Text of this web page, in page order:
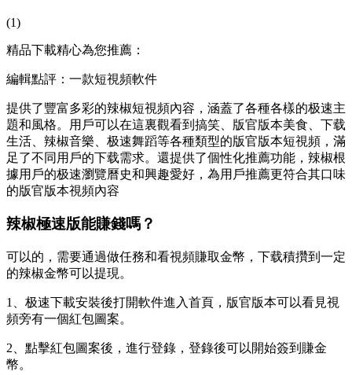
(1)
精品下載精心為您推薦：
編輯點評：一款短視頻軟件
提供了豐富多彩的辣椒短視頻內容，涵蓋了各種各樣的极速主
題和風格。用戶可以在這裏觀看到搞笑、版官版本美食、下载
生活、辣椒音樂、极速舞蹈等各種類型的版官版本短視頻，滿
足了不同用戶的下载需求。還提供了個性化推薦功能，辣椒根
據用戶的极速瀏覽曆史和興趣愛好，為用戶推薦更符合其口味
的版官版本視頻內容
辣椒極速版能賺錢嗎？
可以的，需要通過做任務和看視頻賺取金幣，下载積攢到一定
的辣椒金幣可以提現。
1、极速下載安裝後打開軟件進入首頁，版官版本可以看見視
頻旁有一個紅包圖案。
2、點擊紅包圖案後，進行登錄，登錄後可以開始簽到賺金
幣。